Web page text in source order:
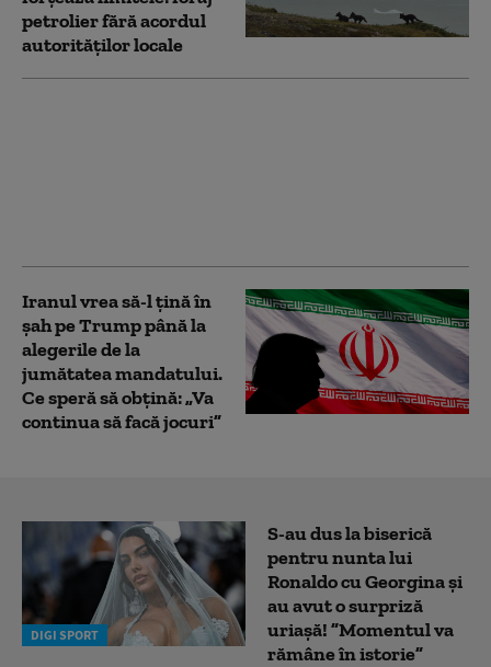
petrolier fără acordul
autorităților locale
Iranul vrea să-l țină în
șah pe Trump până la
alegerile de la
jumătatea mandatului.
Ce speră să obțină: „Va
continua să facă jocuri”
DIGI SPORT
S-au dus la biserică
pentru nunta lui
Ronaldo cu Georgina și
au avut o surpriză
uriașă! ”Momentul va
rămâne în istorie”